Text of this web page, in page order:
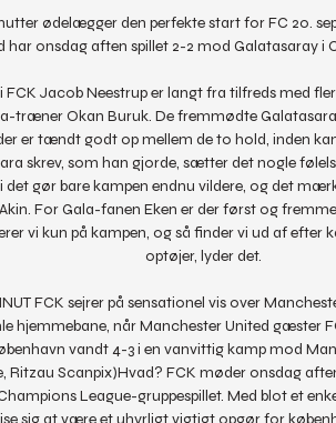
ødelægger den perfekte start for FC 20.
har onsdag aften spillet 2-2 mod Galatasaray i
Jacob Neestrup er langt fra tilfreds med
træner Okan Buruk. De fremmødte
er tændt godt op mellem de to hold, inden
skrev, som han gjorde, sætter det nogle
det gør bare kampen endnu vildere, og det
For Gala-fanen Eken er der først og
vi kun på kampen, og så finder vi ud af efter
optøjer, lyder det.
FCK sejrer på sensationel vis over
hjemmebane, når Manchester United gæster
vandt 4-3 i en vanvittig kamp mod
Ritzau Scanpix)Hvad? FCK møder onsdag
League-gruppespillet. Med blot et
sig at være et uhyrligt vigtigt opgør for